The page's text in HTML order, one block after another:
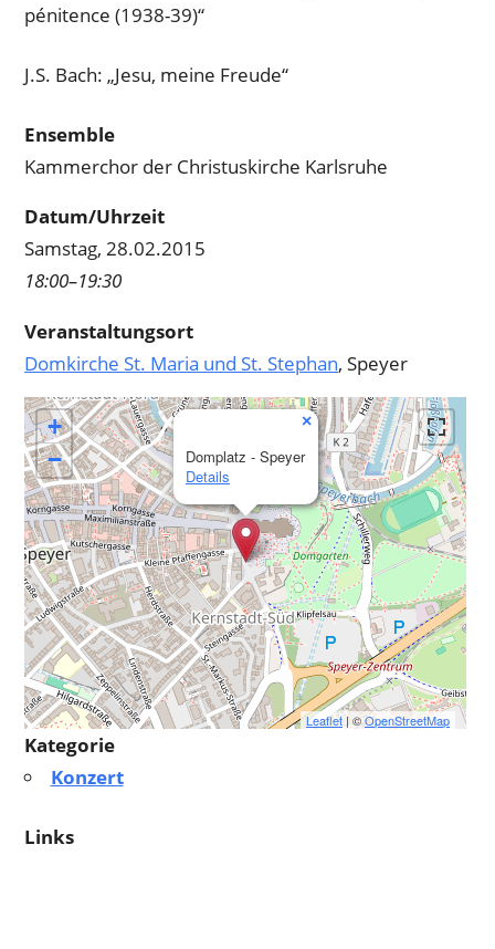
pénitence (1938-39)“
J.S. Bach: „Jesu, meine Freude“
Ensemble
Kammerchor der Christuskirche Karlsruhe
Datum/Uhrzeit
Samstag, 28.02.2015
18:00–19:30
Veranstaltungsort
Domkirche St. Maria und St. Stephan, Speyer
Domplatz - Speyer
Details
×
+
−
Leaflet | ©OpenStreetMap
Kategorie
Konzert
Links